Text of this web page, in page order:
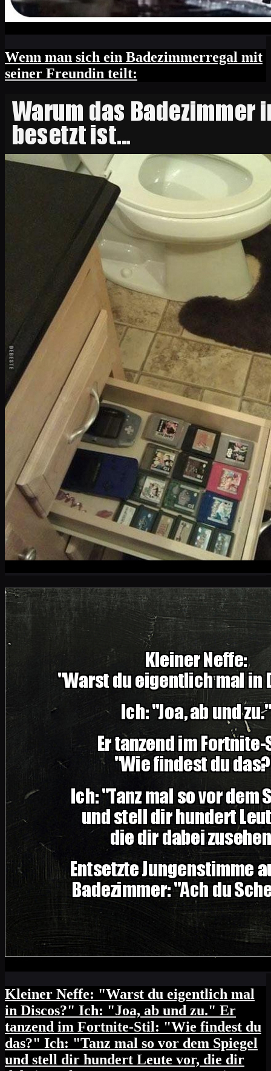
Wenn man sich ein Badezimmerregal mit
seiner Freundin teilt:
Kleiner Neffe: "Warst du eigentlich mal
in Discos?" Ich: "Joa, ab und zu." Er
tanzend im Fortnite-Stil: "Wie findest du
das?" Ich: "Tanz mal so vor dem Spiegel
und stell dir hundert Leute vor, die dir